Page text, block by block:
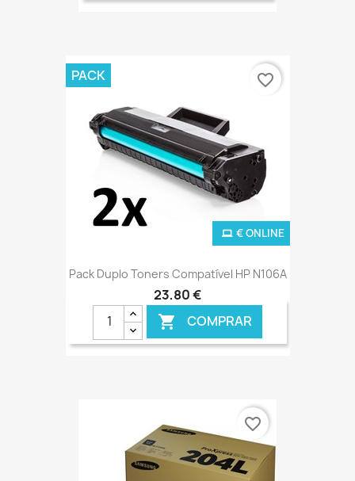
Pack Duplo Toners Compatível HP N106A
23,80 €
 COMPRAR
€ ONLINE
PACK favorite_border
favorite_border